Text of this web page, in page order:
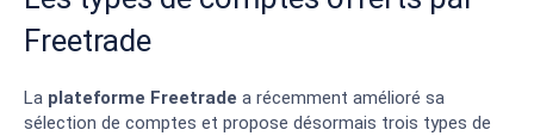
Freetrade
La plateforme Freetrade a récemment amélioré sa
sélection de comptes et propose désormais trois types de